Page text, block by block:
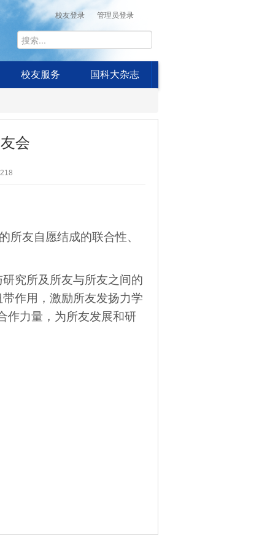
校友登录 管理员登录
校友服务 国科大杂志
会
218
所友自愿结成的联合性、
究所及所友与所友之间的
作用，激励所友发扬力学
作力量，为所友发展和研